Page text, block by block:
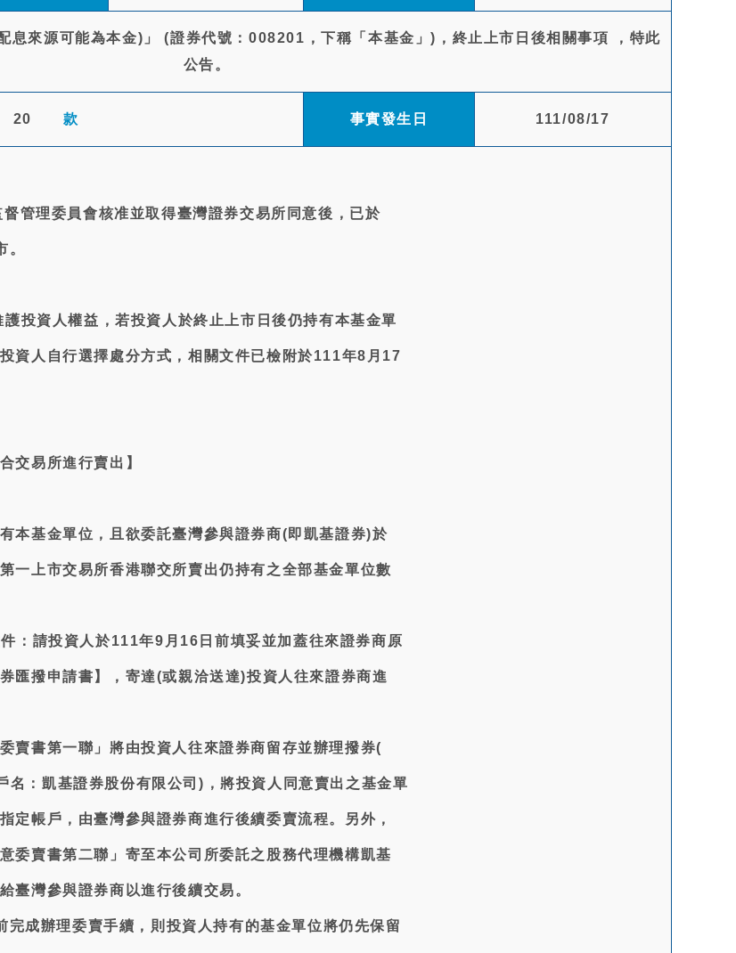
息來源可能為本金)」 (證券代號：008201，下稱「本基金」)，終止上市日後相關事項 ，特此
公告。
20 款 事實發生日 111/08/17
管理委員會核准並取得臺灣證券交易所同意後，已於
投資人權益，若投資人於終止上市日後仍持有本基金單
資人自行選擇處分方式，相關文件已檢附於111年8月17
交易所進行賣出】
本基金單位，且欲委託臺灣參與證券商(即凱基證券)於
一上市交易所香港聯交所賣出仍持有之全部基金單位數
：請投資人於111年9月16日前填妥並加蓋往來證券商原
匯撥申請書】，寄達(或親洽送達)投資人往來證券商進
賣書第一聯」將由投資人往來證券商留存並辦理撥券(
：凱基證券股份有限公司)，將投資人同意賣出之基金單
定帳戶，由臺灣參與證券商進行後續委賣流程。另外，
委賣書第二聯」寄至本公司所委託之股務代理機構凱基
臺灣參與證券商以進行後續交易。
成辦理委賣手續，則投資人持有的基金單位將仍先保留